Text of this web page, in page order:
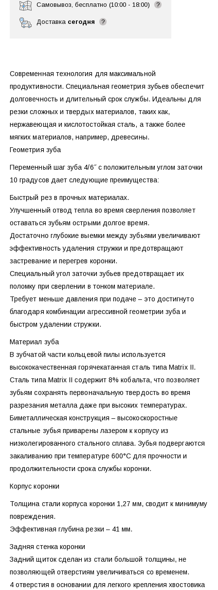
Самовывоз, бесплатно (10:00 - 18:00) ?
Доставка сегодня ?
Современная технология для максимальной
продуктивности. Специальная геометрия зубьев обеспечит
долговечность и длительный срок службы. Идеальны для
резки сложных и твердых материалов, таких как,
нержавеющая и кислотостойкая сталь, а также более
мягких материалов, например, древесины.
Геометрия зуба
Переменный шаг зуба 4/6˝ с положительным углом заточки
10 градусов дает следующие преимущества:
Быстрый рез в прочных материалах.
Улучшенный отвод тепла во время сверления позволяет
оставаться зубьям острыми долгое время.
Достаточно глубокие выемки между зубьями увеличивают
эффективность удаления стружки и предотвращают
застревание и перегрев коронки.
Специальный угол заточки зубьев предотвращает их
поломку при сверлении в тонком материале.
Требует меньше давления при подаче – это достигнуто
благодаря комбинации агрессивной геометрии зуба и
быстром удалении стружки.
Материал зуба
В зубчатой части кольцевой пилы используется
высококачественная горячекатанная сталь типа Matrix II.
Сталь типа Matrix II содержит 8% кобальта, что позволяет
зубьям сохранять первоначальную твердость во время
разрезания металла даже при высоких температурах.
Биметаллическая конструкция – высокоскоростные
стальные зубья приварены лазером к корпусу из
низколегированного стального сплава. Зубья подвергаются
закаливанию при температуре 600°С для прочности и
продолжительности срока службы коронки.
Корпус коронки
Толщина стали корпуса коронки 1,27 мм, сводит к минимуму
повреждения.
Эффективная глубина резки – 41 мм.
Задняя стенка коронки
Задний щиток сделан из стали большой толщины, не
позволяющей отверстиям увеличиваться со временем.
4 отверстия в основании для легкого крепления хвостовика